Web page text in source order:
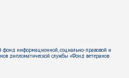
информационной, социально-правовой и
дипломатической службы «Фонд ветеранов